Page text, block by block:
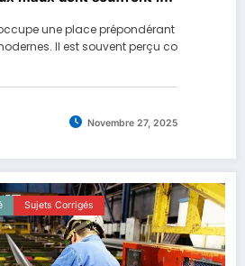
une place prépondérant
Il est souvent perçu co
Novembre 27, 2025
Sujets Corrigés